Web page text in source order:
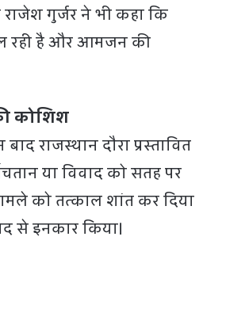
गुर्जर ने भी कहा कि
रही है और आमजन की
कोशिश
राजस्थान दौरा प्रस्तावित
या विवाद को सतह पर
को तत्काल शांत कर दिया
से इनकार किया।